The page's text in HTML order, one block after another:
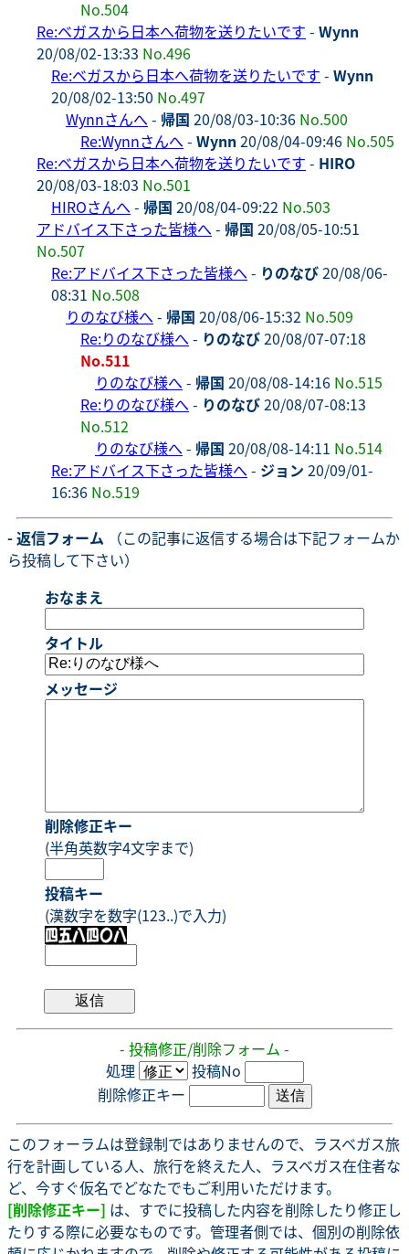
No.504
Re:ベガスから日本へ荷物を送りたいです - Wynn
20/08/02-13:33 No.496
Re:ベガスから日本へ荷物を送りたいです - Wynn
20/08/02-13:50 No.497
Wynnさんへ - 帰国 20/08/03-10:36 No.500
Re:Wynnさんへ - Wynn 20/08/04-09:46 No.505
Re:ベガスから日本へ荷物を送りたいです - HIRO
20/08/03-18:03 No.501
HIROさんへ - 帰国 20/08/04-09:22 No.503
アドバイス下さった皆様へ - 帰国 20/08/05-10:51
No.507
Re:アドバイス下さった皆様へ - りのなび20/08/06-
08:31 No.508
りのなび様へ - 帰国 20/08/06-15:32 No.509
Re:りのなび様へ - りのなび20/08/07-07:18
No.511
りのなび様へ - 帰国 20/08/08-14:16 No.515
Re:りのなび様へ - りのなび20/08/07-08:13
No.512
りのなび様へ - 帰国 20/08/08-14:11 No.514
Re:アドバイス下さった皆様へ - ジョン 20/09/01-
16:36 No.519
- 返信フォーム （この記事に返信する場合は下記フォームか
ら投稿して下さい）
おなまえ
タイトル
メッセージ
削除修正キー
(半角英数字4文字まで)
投稿キー
(漢数字を数字(123..)で入力)
- 投稿修正/削除フォーム -
処理
投稿No
削除修正キー
このフォーラムは登録制ではありませんので、ラスベガス旅
行を計画している人、旅行を終えた人、ラスベガス在住者な
ど、今すぐ仮名でどなたでもご利用いただけます。
[削除修正キー] は、すでに投稿した内容を削除したり修正し
たりする際に必要なものです。管理者側では、個別の削除依